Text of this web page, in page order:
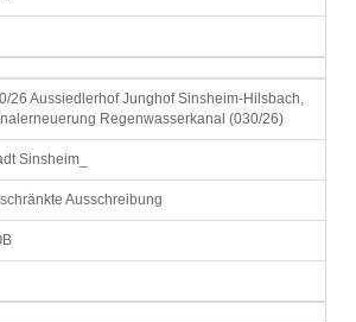
26 Aussiedlerhof Junghof Sinsheim-Hilsbach,
Regenwasserkanal (030/26)
Sinsheim_
Ausschreibung